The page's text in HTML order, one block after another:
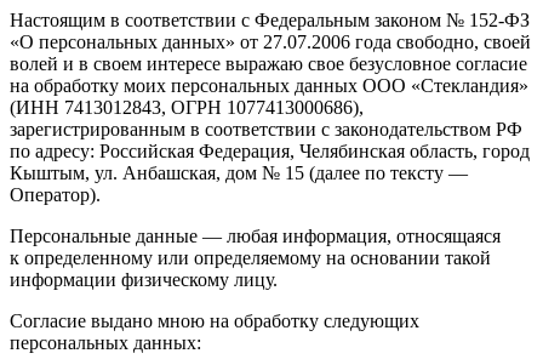
Настоящим в соответствии с Федеральным законом № 152-ФЗ
«О персональных данных» от 27.07.2006 года свободно, своей
волей и в своем интересе выражаю свое безусловное согласие
на обработку моих персональных данных ООО «Стекландия»
(ИНН 7413012843, ОГРН 1077413000686),
зарегистрированным в соответствии с законодательством РФ
по адресу: Российская Федерация, Челябинская область, город
Кыштым, ул. Анбашская, дом № 15 (далее по тексту —
Оператор).
Персональные данные — любая информация, относящаяся
к определенному или определяемому на основании такой
информации физическому лицу.
Согласие выдано мною на обработку следующих
персональных данных: